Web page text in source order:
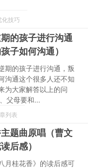
化技巧
的孩子进行沟通
子如何沟通）
期的孩子进行沟通，叛
沟通这个很多人还不知
为大家解答以上的问
父母要和...
列表
题曲原唱（曹文
后感）
月桂花香》的读后感可